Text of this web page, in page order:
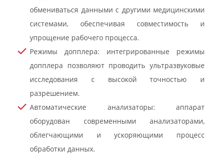
обмениваться данными с другими медицинскими
системами, обеспечивая совместимость и
упрощение рабочего процесса.
Режимы допплера: интегрированные режимы
допплера позволяют проводить ультразвуковые
исследования с высокой точностью и
разрешением.
Автоматические анализаторы: аппарат
оборудован современными анализаторами,
облегчающими и ускоряющими процесс
обработки данных.